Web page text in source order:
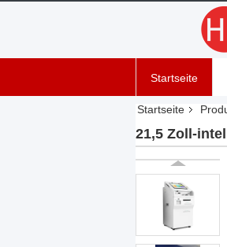
Startseite
Startseite
21,5 Zoll-